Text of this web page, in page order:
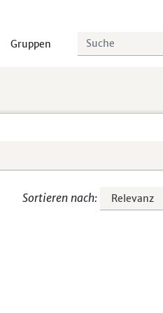
Gruppen
Sortieren nach